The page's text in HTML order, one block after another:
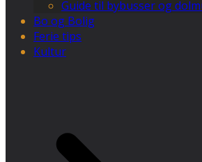
Guide til bybusser og
Bo og Bolig
Ferie tips
Kultur